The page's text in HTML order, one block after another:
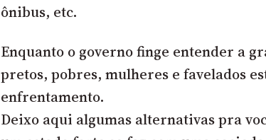
ônibus, etc.
Enquanto o governo finge entender a
pretos, pobres, mulheres e favelados
enfrentamento.
Deixo aqui algumas alternativas pra